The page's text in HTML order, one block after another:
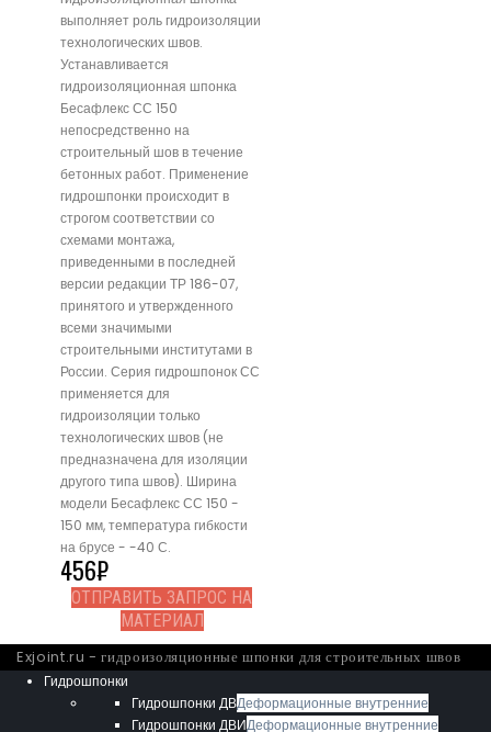
выполняет роль гидроизоляции
технологических швов.
Устанавливается
гидроизоляционная шпонка
Бесафлекс СС 150
непосредственно на
строительный шов в течение
бетонных работ. Применение
гидрошпонки происходит в
строгом соответствии со
схемами монтажа,
приведенными в последней
версии редакции ТР 186-07,
принятого и утвержденного
всеми значимыми
строительными институтами в
России. Серия гидрошпонок СС
применяется для
гидроизоляции только
технологических швов (не
предназначена для изоляции
другого типа швов). Ширина
модели Бесафлекс СС 150 -
150 мм, температура гибкости
на брусе - -40 С.
456₽
ОТПРАВИТЬ ЗАПРОС НА
МАТЕРИАЛ
Exjoint.ru - гидроизоляционные шпонки для строительных швов
Гидрошпонки
Гидрошпонки ДВДеформационные внутренние
Гидрошпонки ДВИДеформационные внутренние